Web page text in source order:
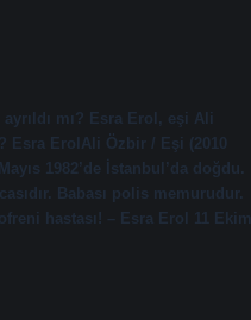
mı? Esra Erol, eşi Ali
Esra ErolAli Özbir / Eşi (2010
1982’de İstanbul’da doğdu.
Babası polis memurudur.
hastası! – Esra Erol 11 Ekim